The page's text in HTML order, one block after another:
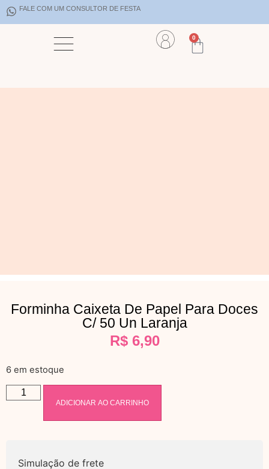
FALE COM UM CONSULTOR DE FESTA
0
Forminha Caixeta De Papel Para Doces
C/ 50 Un Laranja
R$6,90
6 em estoque
ADICIONAR AO CARRINHO
Simulação de frete